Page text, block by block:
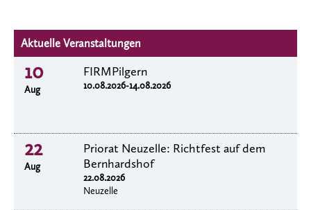
Aktuelle Veranstaltungen
10
Aug
FIRMPilgern
10.08.2026-14.08.2026
22
Aug
Priorat Neuzelle: Richtfest auf dem
Bernhardshof
22.08.2026
Neuzelle